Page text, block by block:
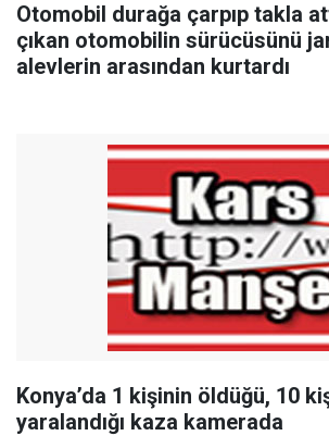
Otomobil durağa çarpıp takla
çıkan otomobilin sürücüsünü
alevlerin arasından kurtardı
Konya’da 1 kişinin öldüğü, 10
yaralandığı kaza kamerada